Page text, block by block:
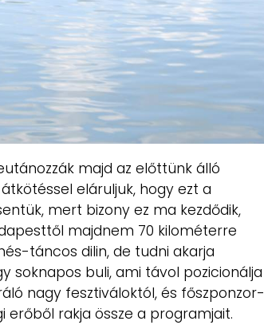
majd az előttünk álló
eláruljuk, hogy ezt a
mert bizony ez ma kezdődik,
majdnem 70 kilométerre
táncos dilin, de tudni akarja
soknapos buli, ami távol pozicionálja
nagy fesztiváloktól, és főszponzor-
erőből rakja össze a programjait.